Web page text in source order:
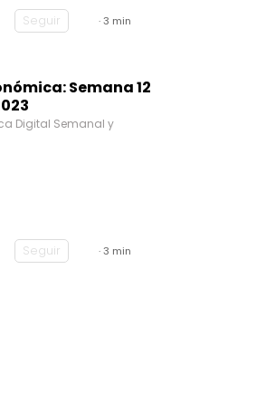
Seguir · 3 min
Semana 12
Digital Semanal y
Seguir · 3 min